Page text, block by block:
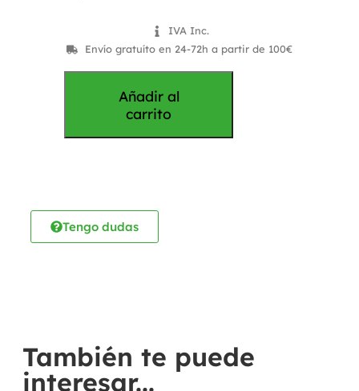
IVA Inc.
Envío gratuíto en 24-72h a partir de 100€
Añadir al
carrito
Tengo dudas
También te puede
interesar...